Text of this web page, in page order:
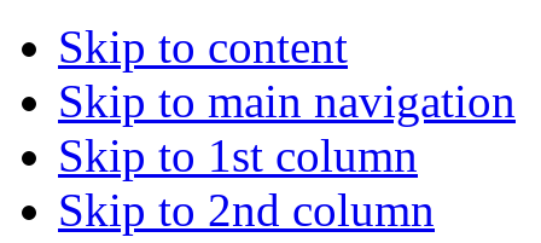
Skip to content
Skip to main navigation
Skip to 1st column
Skip to 2nd column